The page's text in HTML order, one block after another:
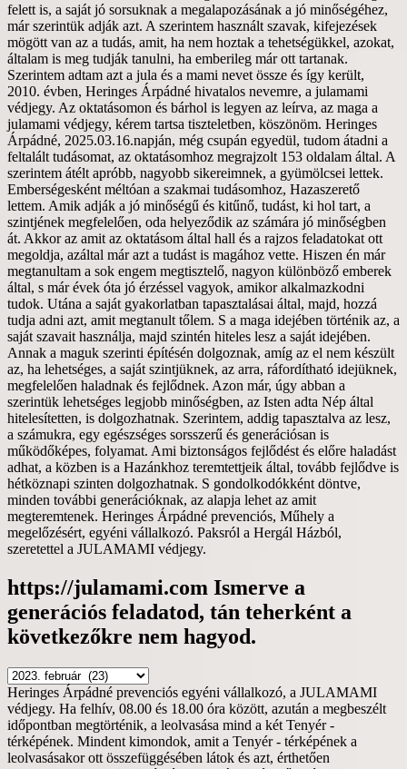
https://julamami.com Ismerve a
generációs feladatod, tán teherként a
következőkre nem hagyod.
https://julamami.com
Ismerve
a
generációs
feladatod,
tán
Heringes Árpádné prevenciós egyéni vállalkozó, a JULAMAMI
védjegy. Ha felhív, 08.00 és 18.00 óra között, azután a megbeszélt
időpontban megtörténik, a leolvasása mind a két Tenyér -
térképének. Mindent kimondok, amit a Tenyér - térképének a
leolvasásakor ott összefüggésében látok és azt, érthetően